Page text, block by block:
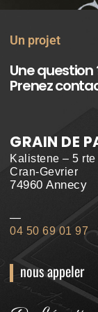
Un projet
Une question
Prenez
GRAIN DE
Kalistene – 5
Cran-Gevrier
74960 Annecy
—
04 50 69 01 97
nous appeler